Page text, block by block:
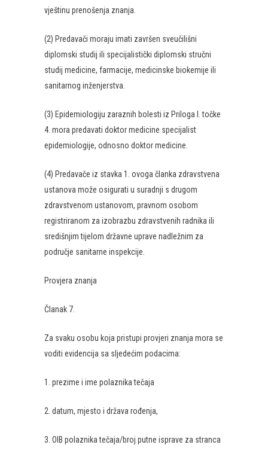
vještinu prenošenja znanja.
(2) Predavači moraju imati završen sveučilišni
diplomski studij ili specijalistički diplomski stručni
studij medicine, farmacije, medicinske biokemije ili
sanitarnog inženjerstva.
(3) Epidemiologiju zaraznih bolesti iz Priloga I. točke
4. mora predavati doktor medicine specijalist
epidemiologije, odnosno doktor medicine.
(4) Predavače iz stavka 1. ovoga članka zdravstvena
ustanova može osigurati u suradnji s drugom
zdravstvenom ustanovom, pravnom osobom
registriranom za izobrazbu zdravstvenih radnika ili
središnjim tijelom državne uprave nadležnim za
područje sanitarne inspekcije.
Provjera znanja
Članak 7.
Za svaku osobu koja pristupi provjeri znanja mora se
voditi evidencija sa sljedećim podacima:
1. prezime i ime polaznika tečaja
2. datum, mjesto i država rođenja,
3. OIB polaznika tečaja/broj putne isprave za stranca